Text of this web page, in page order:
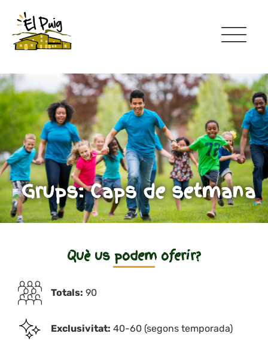
Grups: Caps de setmana
Què us podem oferir?
Totals: 90
Exclusivitat: 40-60 (segons temporada)